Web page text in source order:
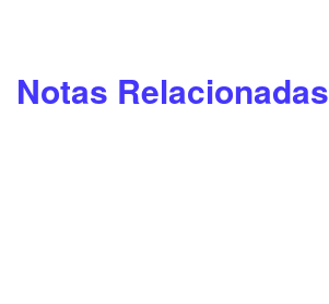
Notas Relacionadas